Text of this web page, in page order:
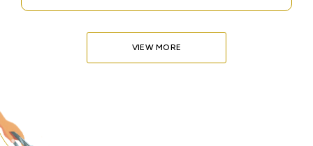
VIEW MORE